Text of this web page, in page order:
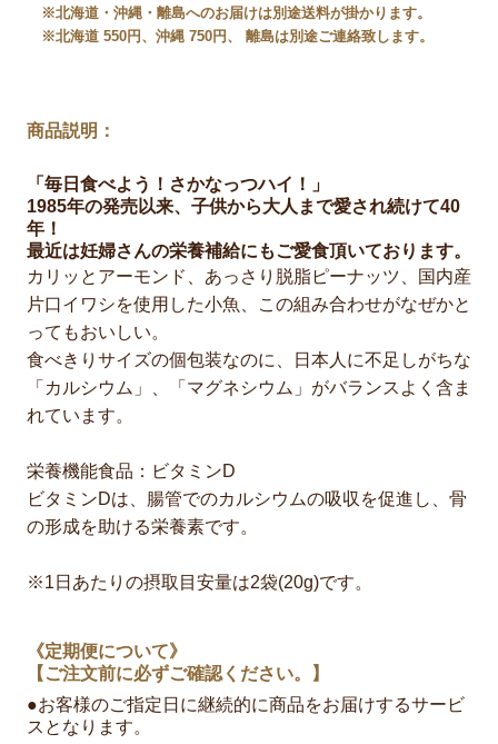
※北海道・沖縄・離島へのお届けは別途送料が掛かります。
※北海道 550円、沖縄 750円、 離島は別途ご連絡致します。
商品説明：
「毎日食べよう！さかなっつハイ！」
1985年の発売以来、子供から大人まで愛され続けて40
年！
最近は妊婦さんの栄養補給にもご愛食頂いております。
カリッとアーモンド、あっさり脱脂ピーナッツ、国内産
片口イワシを使用した小魚、この組み合わせがなぜかと
ってもおいしい。
食べきりサイズの個包装なのに、日本人に不足しがちな
「カルシウム」、「マグネシウム」がバランスよく含ま
れています。
栄養機能食品：ビタミンD
ビタミンDは、腸管でのカルシウムの吸収を促進し、骨
の形成を助ける栄養素です。
※1日あたりの摂取目安量は2袋(20g)です。
《定期便について》
【ご注文前に必ずご確認ください。】
●お客様のご指定日に継続的に商品をお届けするサービ
スとなります。